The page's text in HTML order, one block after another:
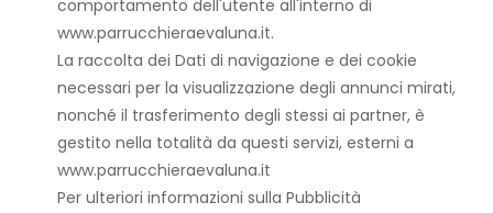
comportamento dell'utente all'interno di
www.parrucchieraevaluna.it.
La raccolta dei Dati di navigazione e dei cookie
necessari per la visualizzazione degli annunci mirati,
nonché il trasferimento degli stessi ai partner, è
gestito nella totalità da questi servizi, esterni a
www.parrucchieraevaluna.it
Per ulteriori informazioni sulla Pubblicità